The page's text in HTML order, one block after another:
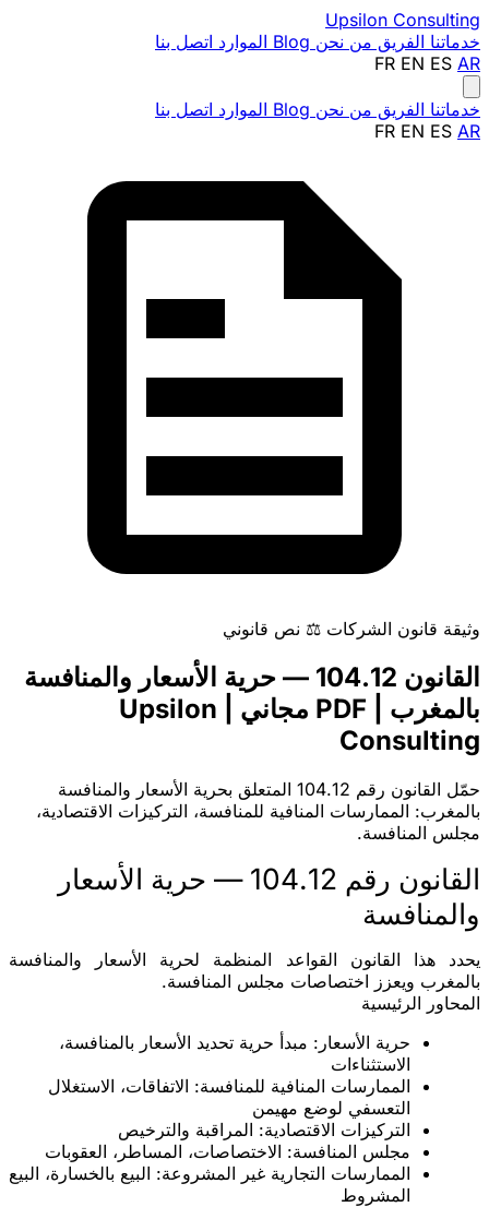
Upsilon Consulting
خدماتنا الفريق من نحن Blog الموارد اتصل بنا
FR EN ES AR
خدماتنا الفريق من نحن Blog الموارد اتصل بنا
FR EN ES AR
وثيقة قانون الشركات ⚖️ نص قانوني
القانون 104.12 — حرية الأسعار والمنافسة
بالمغرب | PDF مجاني | Upsilon
Consulting
حمّل القانون رقم 104.12 المتعلق بحرية الأسعار والمنافسة
بالمغرب: الممارسات المنافية للمنافسة، التركيزات الاقتصادية،
مجلس المنافسة.
القانون رقم 104.12 — حرية الأسعار
والمنافسة
يحدد هذا القانون القواعد المنظمة لحرية الأسعار والمنافسة
بالمغرب ويعزز اختصاصات مجلس المنافسة.
المحاور الرئيسية
حرية الأسعار : مبدأ حرية تحديد الأسعار بالمنافسة،
الاستثناءات
الممارسات المنافية للمنافسة: الاتفاقات، الاستغلال
التعسفي لوضع مهيمن
التركيزات الاقتصادية: المراقبة والترخيص
مجلس المنافسة: الاختصاصات، المساطر، العقوبات
الممارسات التجارية غير المشروعة: البيع بالخسارة، البيع
المشروط